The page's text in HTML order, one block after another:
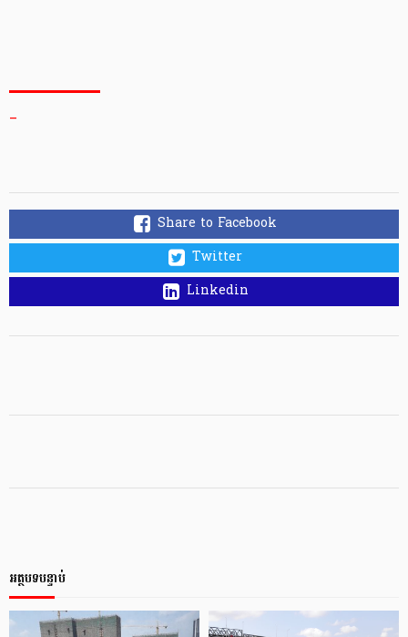
_
Share to Facebook
Twitter
Linkedin
អត្ថបទបន្ទាប់